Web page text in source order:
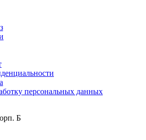
персональных данных
Б